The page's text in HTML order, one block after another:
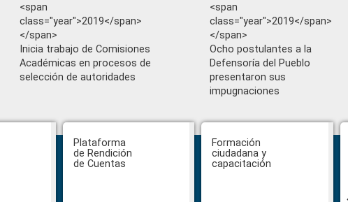
<span
class="year">2019</span>
</span>
Inicia trabajo de Comisiones
Académicas en procesos de
selección de autoridades
<span
class="year">2019</span>
</span>
Ocho postulantes a la
Defensoría del Pueblo
presentaron sus
impugnaciones
Plataforma
de Rendición
de Cuentas
Formación
ciudadana y
capacitación
Hasta el 31 de julio se podrán
presentar impugnaciones en
contra de los postulantes al
concurso para designar Fiscal